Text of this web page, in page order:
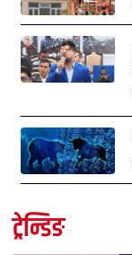
ट्रेन्डिङ